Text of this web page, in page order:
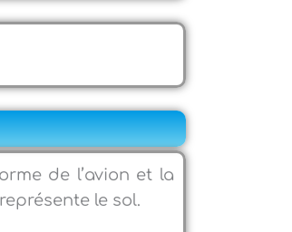
de l’avion et la
le sol.